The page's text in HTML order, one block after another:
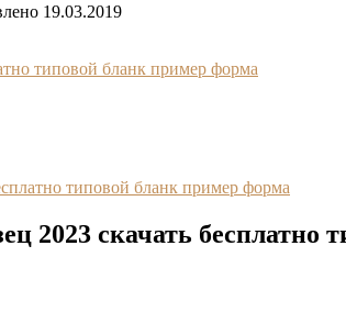
19.03.2019
типовой бланк пример форма
типовой бланк пример форма
2023 скачать бесплатно